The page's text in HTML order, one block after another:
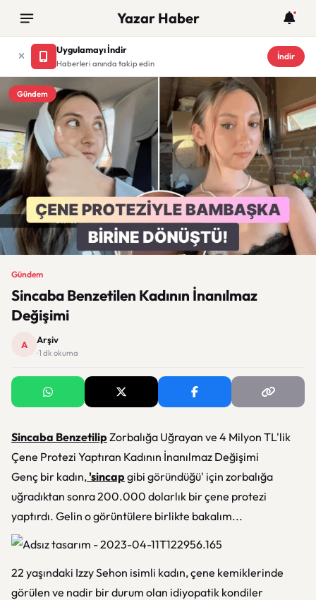
Yazar Haber
Uygulamayı İndir
Haberleri anında takip edin
İndir
Gündem
Gündem
Sincaba Benzetilen Kadının İnanılmaz
Değişimi
A Arşiv
· 1 dk okuma
Sincaba Benzetilip Zorbalığa Uğrayan ve 4 Milyon TL'lik
Çene Protezi Yaptıran Kadının İnanılmaz Değişimi
Genç bir kadın, 'sincap gibi göründüğü' için zorbalığa
uğradıktan sonra 200.000 dolarlık bir çene protezi
yaptırdı. Gelin o görüntülere birlikte bakalım...
22 yaşındaki Izzy Sehon isimli kadın, çene kemiklerinde
görülen ve nadir bir durum olan idiyopatik kondiler